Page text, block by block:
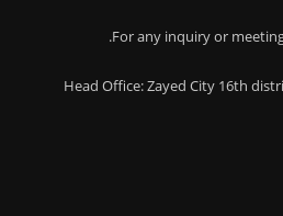
For any inquiry or
Head Office: Zayed City 16th